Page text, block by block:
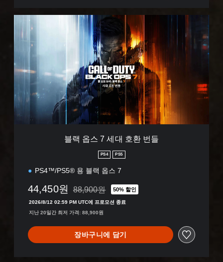
세
대
환
들
블랙 옵스 7 세대 호환 번들
PS4 PS5
PS4™/PS5® 용 블랙 옵스 7
44,450원 88,900원의 원래 가격에서 할인됨
88,900원 50% 할인
2026/8/12 02:59 PM UTC에 프로모션 종료
지난 20일간 최저 가격: 88,900원
장바구니에 담기